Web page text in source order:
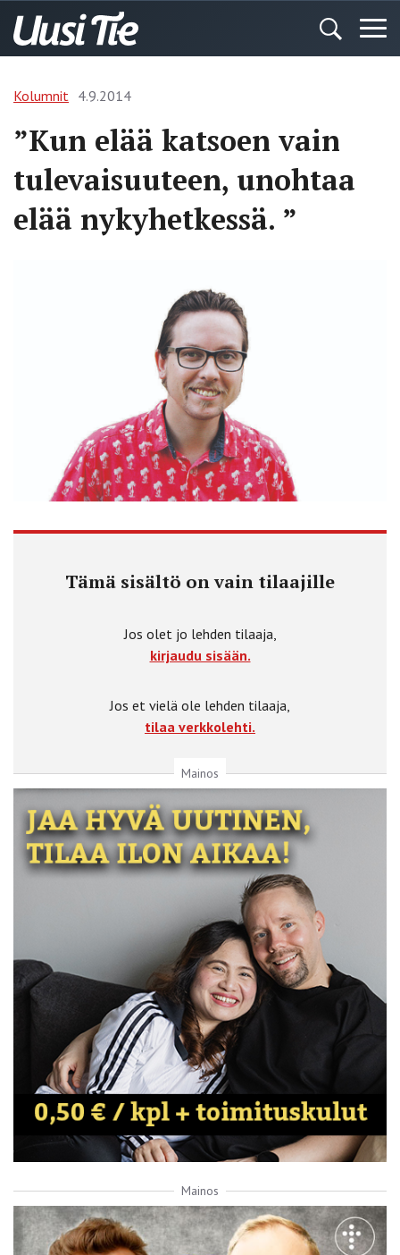
Kolumnit 4.9.2014
”Kun elää katsoen vain
tulevaisuuteen, unohtaa
elää nykyhetkessä. ”
Tämä sisältö on vain tilaajille
Jos olet jo lehden tilaaja,
kirjaudu sisään.
Jos et vielä ole lehden tilaaja,
tilaa verkkolehti.
Mainos
Mainos